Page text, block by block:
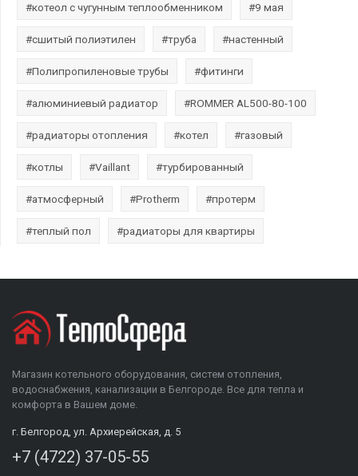
#котеол с чугунным теплообменником #9 мая
#сшитый полиэтилен #труба #настенный
#Полипропиленовые трубы #фитинги
#алюминиевый радиатор #ROMMER AL500-80-100
#радиаторы отопления #котел #газовый
#котлы #Vaillant #турбированный
#атмосферный #Protherm #протерм
#теплый пол #радиаторы для квартиры
Магазин котельного оборудования, систем отопления,
водоснабжения, канализации в Белгороде. Все для тепла и
комфорта в Вашем доме.
г. Белгород, ул. Архиерейская, д. 5
+7 (4722) 37-05-55